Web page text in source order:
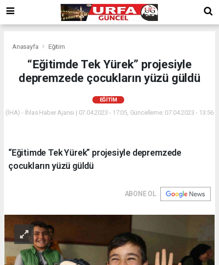
Anasayfa Eğitim
“Eğitimde Tek Yürek” projesiyle
depremzede çocukların yüzü güldü
EĞITIM
(İHA) - İhlas Haber Ajansı | 07.04.2023 - 17:05, Güncelleme: 07.04.2023 - 13:56
“Eğitimde Tek Yürek” projesiyle depremzede
çocukların yüzü güldü
ABONE OL